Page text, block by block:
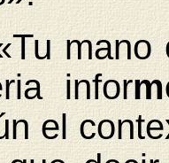
mano
infor
el